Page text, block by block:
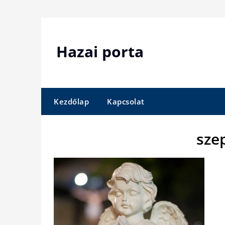
Hazai porta
Kezdőlap Kapcsolat